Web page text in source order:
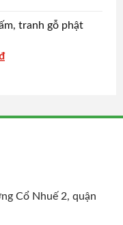
tranh gỗ phật
Current
Cổ Nhuế 2, quận